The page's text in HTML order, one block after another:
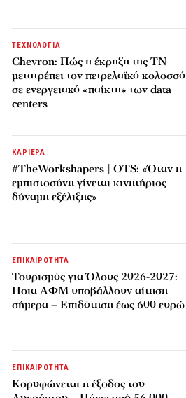
ΤΕΧΝΟΛΟΓΙΑ
Chevron: Πώς η έκρηξη της ΤΝ
μετατρέπει τον πετρελαϊκό κολοσσό
σε ενεργειακό «παίκτη» των data
centers
ΚΑΡΙΕΡΑ
#TheWorkshapers | OTS: «Όταν η
εμπιστοσύνη γίνεται κινητήριος
δύναμη εξέλιξης»
ΕΠΙΚΑΙΡΟΤΗΤΑ
Τουρισμός για Όλους 2026-2027:
Ποια ΑΦΜ υποβάλλουν αίτηση
σήμερα – Επιδότηση έως 600 ευρώ
ΕΠΙΚΑΙΡΟΤΗΤΑ
Κορυφώνεται η έξοδος του